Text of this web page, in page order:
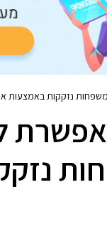
נזקקות באמצעות